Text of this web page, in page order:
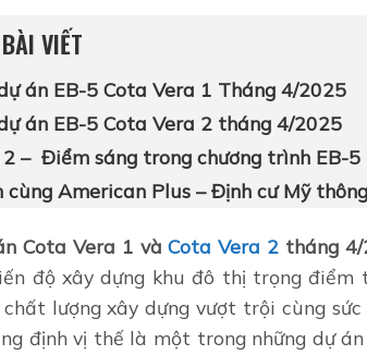
VIẾT
án EB-5 Cota Vera 1 Tháng 4/2025
án EB-5 Cota Vera 2 tháng 4/2025
– Điểm sáng trong chương trình EB-5
cùng American Plus – Định cư Mỹ
Cota Vera 1 vàCota Vera 2 tháng
độ xây dựng khu đô thị trọng
lượng xây dựng vượt trội cùng
định vị thế là một trong những dự